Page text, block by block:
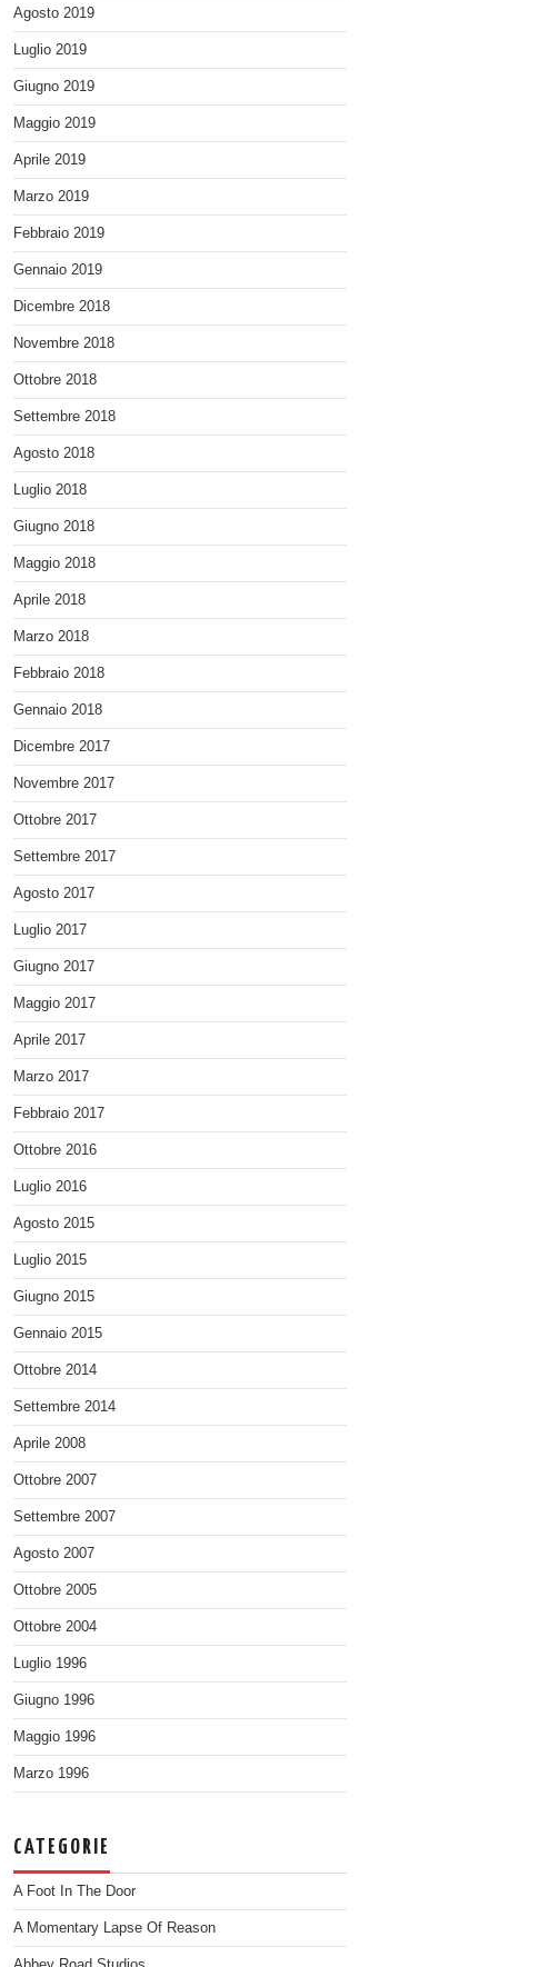
Agosto 2019
Luglio 2019
Giugno 2019
Maggio 2019
Aprile 2019
Marzo 2019
Febbraio 2019
Gennaio 2019
Dicembre 2018
Novembre 2018
Ottobre 2018
Settembre 2018
Agosto 2018
Luglio 2018
Giugno 2018
Maggio 2018
Aprile 2018
Marzo 2018
Febbraio 2018
Gennaio 2018
Dicembre 2017
Novembre 2017
Ottobre 2017
Settembre 2017
Agosto 2017
Luglio 2017
Giugno 2017
Maggio 2017
Aprile 2017
Marzo 2017
Febbraio 2017
Ottobre 2016
Luglio 2016
Agosto 2015
Luglio 2015
Giugno 2015
Gennaio 2015
Ottobre 2014
Settembre 2014
Aprile 2008
Ottobre 2007
Settembre 2007
Agosto 2007
Ottobre 2005
Ottobre 2004
Luglio 1996
Giugno 1996
Maggio 1996
Marzo 1996
CATEGORIE
A Foot In The Door
A Momentary Lapse Of Reason